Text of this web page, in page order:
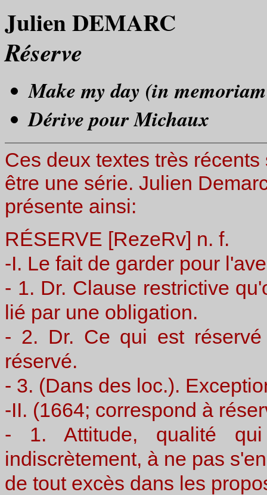
Julien DEMARC
Réserve
Make my day (in
Dérive pour Michaux
Ces deux textes très
être une série. Julien
présente ainsi:
RÉSERVE [RezeRv] n. f.
-I. Le fait de garder pour
- 1. Dr. Clause restrictive
lié par une obligation.
- 2. Dr. Ce qui est
réservé.
- 3. (Dans des loc.).
-II. (1664; correspond à
- 1. Attitude, qualité
indiscrètement, à ne pas
de tout excès dans les